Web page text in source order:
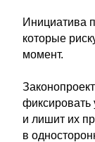
Инициатива
которые
момент.
фиксировать
и лишит их
в